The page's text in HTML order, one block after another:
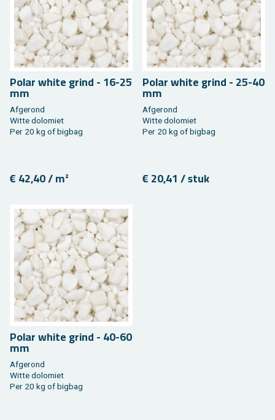
Polar white grind - 16-25
mm
Af­ge­rond
Witte do­lo­miet
Per 20 kg of big­bag
€ 42,40 / m²
Polar white grind - 25-40
mm
Af­ge­rond
Witte do­lo­miet
Per 20 kg of big­bag
€ 20,41 / stuk
Polar white grind - 40-60
mm
Af­ge­rond
Witte do­lo­miet
Per 20 kg of big­bag